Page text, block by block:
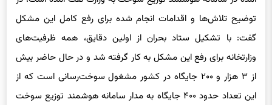
توضیح تلاش‌ها و اقدامات انجام شده برای رفع کامل این مشکل
گفت: با تشکیل ستاد بحران از اولین دقایق، همه ظرفیت‌های
وزارتخانه برای رفع این مشکل به کار گرفته شد و در حال حاضر بیش
از ۳ هزار و ۲۰۰ جایگاه در کشور مشغول سوخت‌رسانی است که از
این تعداد حدود ۴۰۰ جایگاه به مدار سامانه هوشمند توزیع سوخت